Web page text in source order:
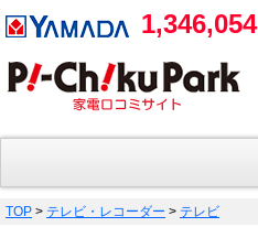
1,346,054
TOP > テレビ・レコーダー > テレビ